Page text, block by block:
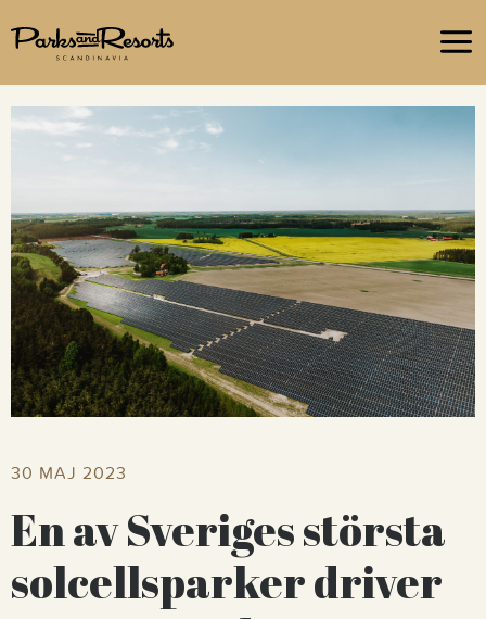
Om ossHållbara upplevelser
30 MAJ 2023
En av Sveriges största
solcellsparker driver